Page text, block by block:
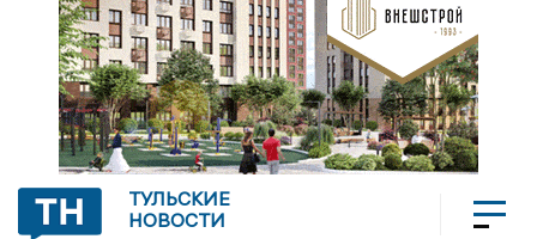
ТУЛЬСКИЕ
НОВОСТИ